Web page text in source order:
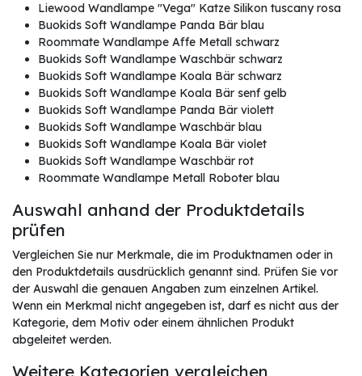
Liewood Wandlampe "Vega" Katze Silikon tuscany rosa
Buokids Soft Wandlampe Panda Bär blau
Roommate Wandlampe Affe Metall schwarz
Buokids Soft Wandlampe Waschbär schwarz
Buokids Soft Wandlampe Koala Bär schwarz
Buokids Soft Wandlampe Koala Bär senf gelb
Buokids Soft Wandlampe Panda Bär violett
Buokids Soft Wandlampe Waschbär blau
Buokids Soft Wandlampe Koala Bär violet
Buokids Soft Wandlampe Waschbär rot
Roommate Wandlampe Metall Roboter blau
Auswahl anhand der Produktdetails
prüfen
Vergleichen Sie nur Merkmale, die im Produktnamen oder in
den Produktdetails ausdrücklich genannt sind. Prüfen Sie vor
der Auswahl die genauen Angaben zum einzelnen Artikel.
Wenn ein Merkmal nicht angegeben ist, darf es nicht aus der
Kategorie, dem Motiv oder einem ähnlichen Produkt
abgeleitet werden.
Weitere Kategorien vergleichen